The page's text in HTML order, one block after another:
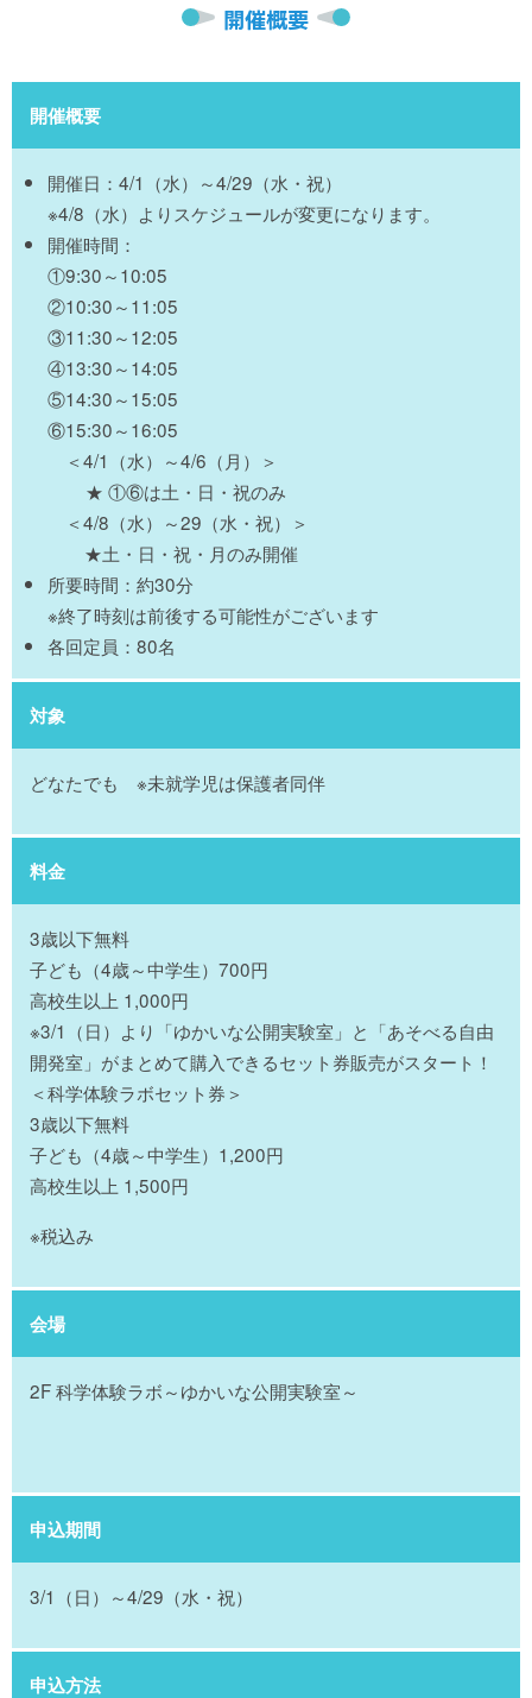
開催概要
開催概要
開催日：4/1（水）～4/29（水・祝）
※4/8（水）よりスケジュールが変更になります。
開催時間：
①9:30～10:05
②10:30～11:05
③11:30～12:05
④13:30～14:05
⑤14:30～15:05
⑥15:30～16:05
＜4/1（水）～4/6（月）＞
★ ①⑥は土・日・祝のみ
＜4/8（水）～29（水・祝）＞
★土・日・祝・月のみ開催
所要時間：約30分
※終了時刻は前後する可能性がございます
各回定員：80名
対象
どなたでも ※未就学児は保護者同伴
料金
3歳以下無料
子ども（4歳～中学生）700円
高校生以上 1,000円
※3/1（日）より「ゆかいな公開実験室」と「あそべる自由
開発室」がまとめて購入できるセット券販売がスタート！
＜科学体験ラボセット券＞
3歳以下無料
子ども（4歳～中学生）1,200円
高校生以上 1,500円
※税込み
会場
2F 科学体験ラボ～ゆかいな公開実験室～
申込期間
3/1（日）～4/29（水・祝）
申込方法